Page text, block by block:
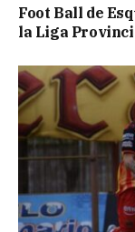
Foot Ball de
la Liga